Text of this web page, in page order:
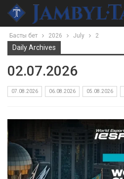
Басты бет 2026 July 2
Daily Archives
02.07.2026
07.08.2026 06.08.2026 05.08.2026